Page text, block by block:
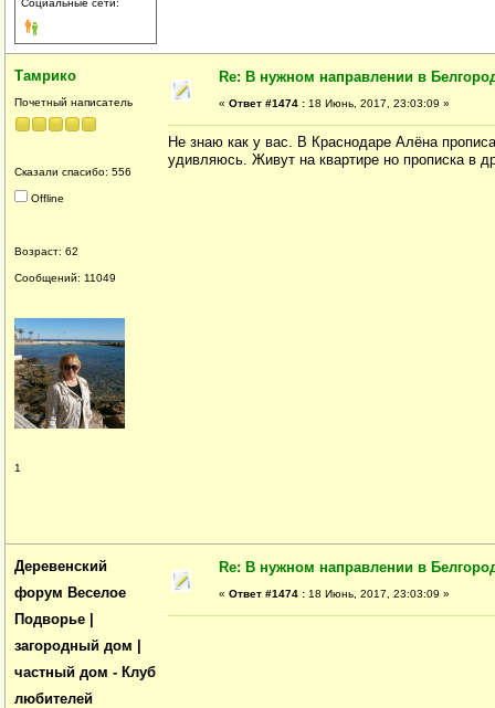
Социальные сети:
Тамрико
Почетный написатель
Сказали спасибо: 556
Offline
Возраст: 62
Сообщений: 11049
1
Re: В нужном направлении в
« Ответ #1474 : 18 Июнь, 2017, 23:03:09 »
Не знаю как у вас. В Краснодаре Алёна
удивляюсь. Живут на квартире но прописка в
Деревенский
форум Веселое
Подворье |
загородный дом |
частный дом - Клуб
любителей
Re: В нужном направлении в
« Ответ #1474 : 18 Июнь, 2017, 23:03:09 »